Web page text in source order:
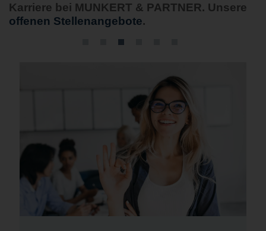
Karriere bei MUNKERT & PARTNER. Unsere
offenen Stellenangebote.